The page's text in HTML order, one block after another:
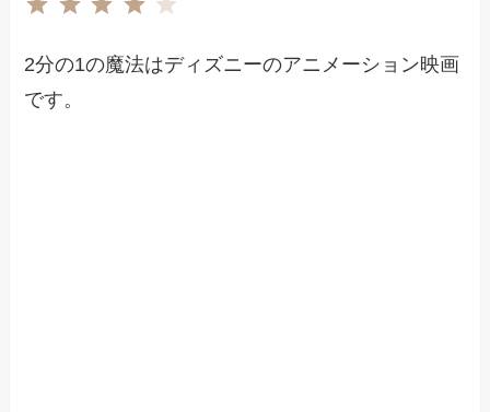
2分の1の魔法はディズニーのアニメーション映画
です。